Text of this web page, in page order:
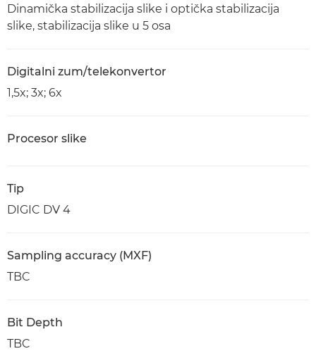
Dinamička stabilizacija slike i optička stabilizacija
slike, stabilizacija slike u 5 osa
Digitalni zum/telekonvertor
1,5x; 3x; 6x
Procesor slike
Tip
DIGIC DV 4
Sampling accuracy (MXF)
TBC
Bit Depth
TBC